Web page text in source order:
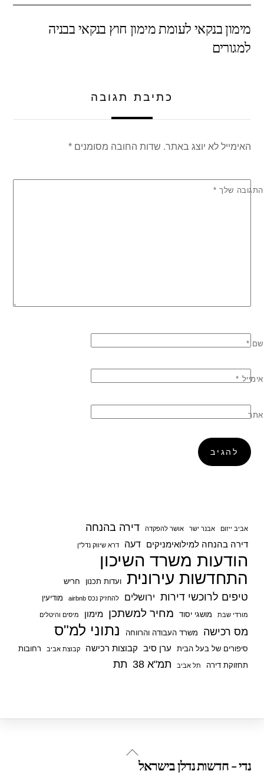
e
b
o
er
s
A
e
מימון בנקאי לעומת מימון חוץ בנקאי בבניה
למגורים
כתיבת תגובה
האימייל לא יוצג באתר. שדות החובה מסומנים*
התגובה שלך *
שם *
אימייל *
אתר
אביב ייזום אבנר ישר אושר להפקדה דירה בהנחה
דירה בהנחה למילואימניקים דעה דרא שיווק נדל"ן
הודעות משרד השיכון
התחדשות עירונית ועדות תכנון חריש
טיפים לרוכשי דירות ירושלים להחזיק נכס airbnb מודיעין
מורדי שבת מושגי יסוד מחיר למשתכן מימון מיסים והיטלים
מס רכישה משרד העבודה והרווחה נתוני למ"ס
סיפורים של בעל הבית ערן סיב קבוצות רכישה קבוצת אביב
רחובות
תחזוקת דירה
תל אביב תמ"א 38 תת
Back
נדי - חדשות נדלן בישראל